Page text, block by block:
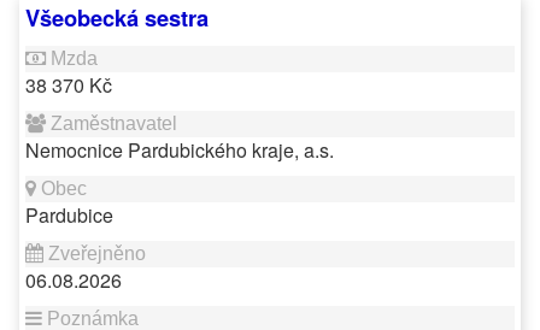
Všeobecká sestra
38 370 Kč
Nemocnice Pardubického kraje, a.s.
Pardubice
06.08.2026